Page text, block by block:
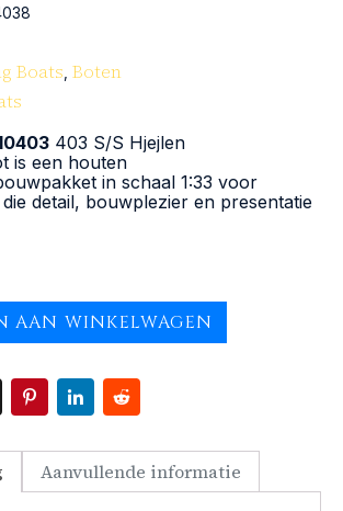
Boats, Boten
403 S/S Hjejlen
is een houten
in schaal 1:33 voor
detail, bouwplezier en presentatie
AAN WINKELWAGEN
Aanvullende informatie